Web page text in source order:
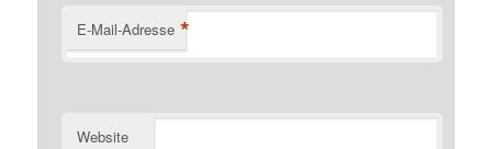
E-Mail-Adresse *
Website